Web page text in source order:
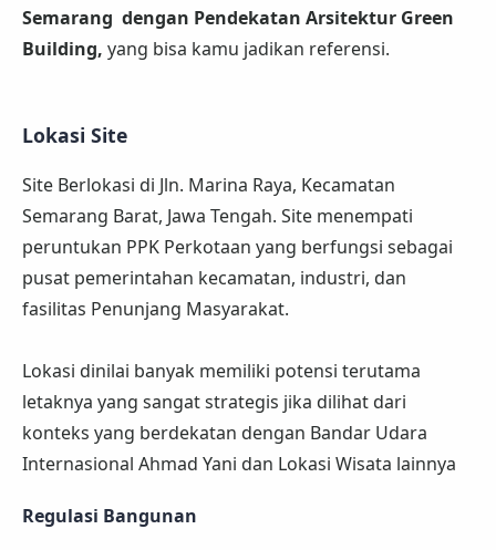
Semarang dengan Pendekatan Arsitektur Green
Building, yang bisa kamu jadikan referensi.
Lokasi Site
Site Berlokasi di Jln. Marina Raya, Kecamatan
Semarang Barat, Jawa Tengah. Site menempati
peruntukan PPK Perkotaan yang berfungsi sebagai
pusat pemerintahan kecamatan, industri, dan
fasilitas Penunjang Masyarakat.
Lokasi dinilai banyak memiliki potensi terutama
letaknya yang sangat strategis jika dilihat dari
konteks yang berdekatan dengan Bandar Udara
Internasional Ahmad Yani dan Lokasi Wisata lainnya
Regulasi Bangunan